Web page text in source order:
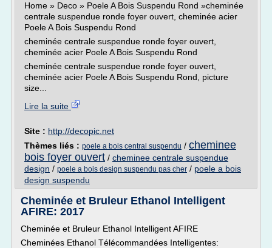
Home » Deco » Poele A Bois Suspendu Rond »cheminée
centrale suspendue ronde foyer ouvert, cheminée acier
Poele A Bois Suspendu Rond
cheminée centrale suspendue ronde foyer ouvert,
cheminée acier Poele A Bois Suspendu Rond
cheminée centrale suspendue ronde foyer ouvert,
cheminée acier Poele A Bois Suspendu Rond, picture
size...
Lire la suite
Site : http://decopic.net
Thèmes liés : poele a bois central suspendu / cheminee
bois foyer ouvert / cheminee centrale suspendue
design / poele a bois design suspendu pas cher / poele a bois
design suspendu
Cheminée et Bruleur Ethanol Intelligent
AFIRE: 2017
Cheminée et Bruleur Ethanol Intelligent AFIRE
Cheminées Ethanol Télécommandées Intelligentes: